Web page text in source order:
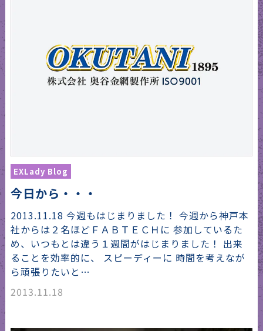
EXLady Blog
今日から・・・
2013.11.18 今週もはじまりました！ 今週から神戸本
社からは２名ほどＦＡＢＴＥＣＨに 参加しているた
め、いつもとは違う１週間がはじまりました！ 出来
ることを効率的に、 スピーディーに 時間を考えなが
ら頑張りたいと…
2013.11.18